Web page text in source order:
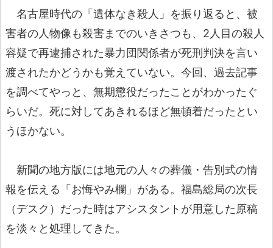
名古屋時代の「遺体なき殺人」を振り返ると、被
害者の人物像も殺害までのいきさつも、2人目の殺人
容疑で再逮捕された暴力団関係者が死刑判決を言い
渡されたかどうかも覚えていない。今回、過去記事
を調べてやっと、無期懲役だったことがわかったぐ
らいだ。死に対してあきれるほど無頓着だったとい
うほかない。
新聞の地方版には地元の人々の葬儀・告別式の情
報を伝える「お悔やみ欄」がある。福島総局の次長
（デスク）だった時はアシスタントが用意した原稿
を淡々と処理してきた。